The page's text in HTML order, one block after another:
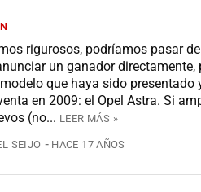
rigurosos, podríamos pasar
un ganador directamente,
que haya sido presentado
en 2009: el Opel Astra. Si
(no... LEER MÁS »
SEIJO HACE 17 AÑOS